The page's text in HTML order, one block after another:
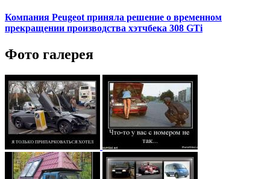
Компания Peugeot приняла решение о временном
прекращении производства хэтчбека 308 GTi
Фото галерея